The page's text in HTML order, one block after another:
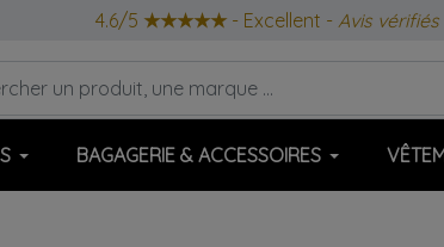
4.6/5 ★★★★★ - Excellent - Avis vérifiés
BAGAGERIE & ACCESSOIRES